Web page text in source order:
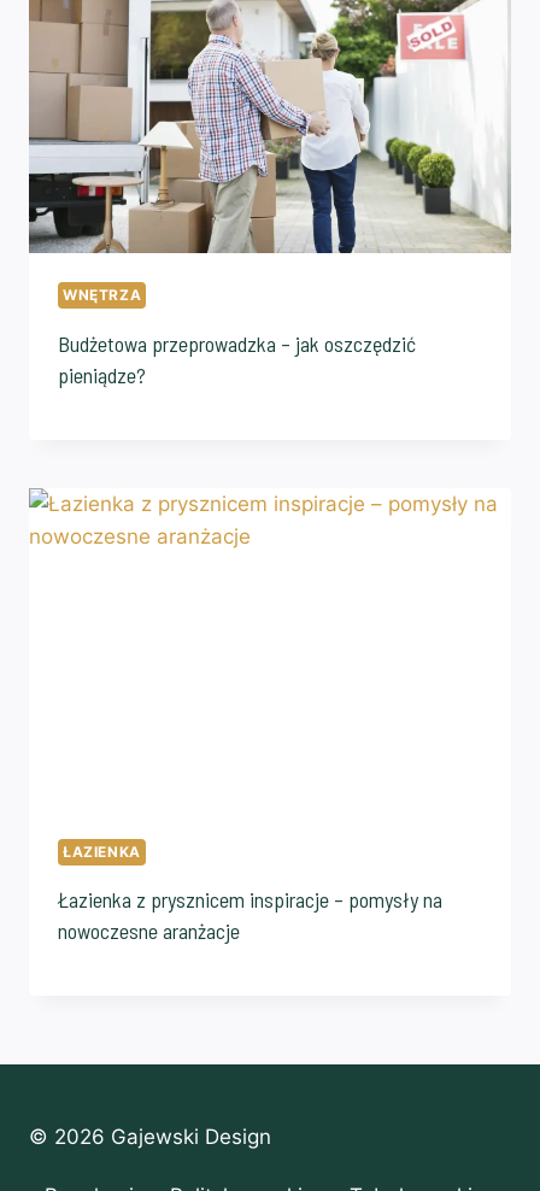
WNĘTRZA
Budżetowa przeprowadzka – jak oszczędzić
pieniądze?
ŁAZIENKA
Łazienka z prysznicem inspiracje – pomysły na
nowoczesne aranżacje
© 2026 Gajewski Design